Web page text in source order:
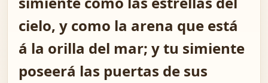
cielo, y como la arena que está
á la orilla del mar; y tu simiente
poseerá las puertas de sus